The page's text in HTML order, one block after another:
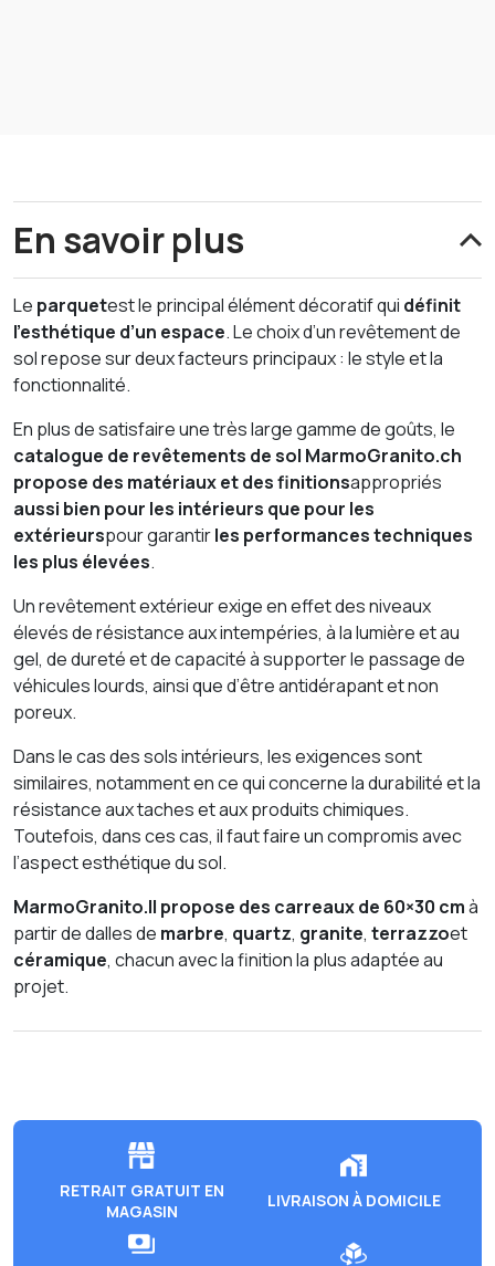
En savoir plus
Le parquetest le principal élément décoratif qui définit
l’esthétique d’un espace. Le choix d’un revêtement de
sol repose sur deux facteurs principaux : le style et la
fonctionnalité.
En plus de satisfaire une très large gamme de goûts, le
catalogue de revêtements de sol MarmoGranito.ch
propose des matériaux et des finitionsappropriés
aussi bien pour les intérieurs que pour les
extérieurspour garantirles performances techniques
les plus élevées.
Un revêtement extérieur exige en effet des niveaux
élevés de résistance aux intempéries, à la lumière et au
gel, de dureté et de capacité à supporter le passage de
véhicules lourds, ainsi que d’être antidérapant et non
poreux.
Dans le cas des sols intérieurs, les exigences sont
similaires, notamment en ce qui concerne la durabilité et la
résistance aux taches et aux produits chimiques.
Toutefois, dans ces cas, il faut faire un compromis avec
l’aspect esthétique du sol.
MarmoGranito.Il propose des carreaux de 60×30 cmà
partir de dalles de marbre, quartz, granite, terrazzoet
céramique, chacun avec la finition la plus adaptée au
projet.
RETRAIT GRATUIT EN
MAGASIN
LIVRAISON À DOMICILE